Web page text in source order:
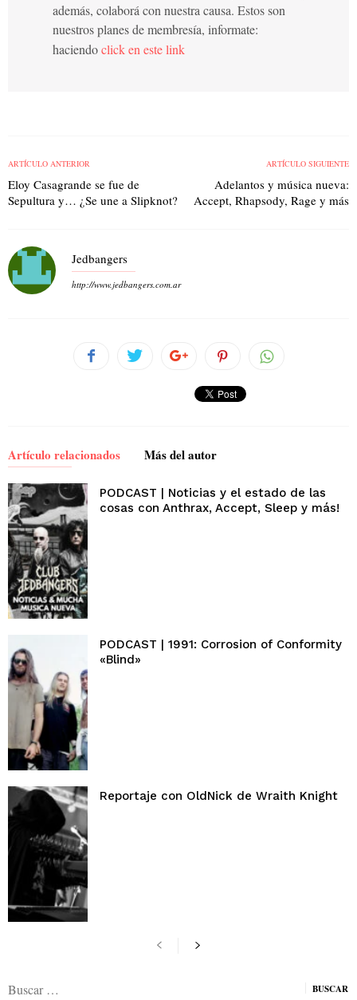
además, colaborá con nuestra causa. Estos son
nuestros planes de membresía, informate:
haciendoclick en este link
ARTÍCULO ANTERIOR
Eloy Casagrande se fue de
Sepultura y… ¿Se une a Slipknot?
ARTÍCULO SIGUIENTE
Adelantos y música nueva:
Accept, Rhapsody, Rage y más
Jedbangers
http://www.jedbangers.com.ar
Artículo relacionados Más del autor
PODCAST | Noticias y el estado de las
cosas con Anthrax, Accept, Sleep y más!
PODCAST | 1991: Corrosion of Conformity
«Blind»
Reportaje con OldNick de Wraith Knight
Buscar: